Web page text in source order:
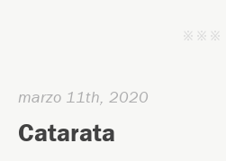
j j j
marzo 11th, 2020
Catarata